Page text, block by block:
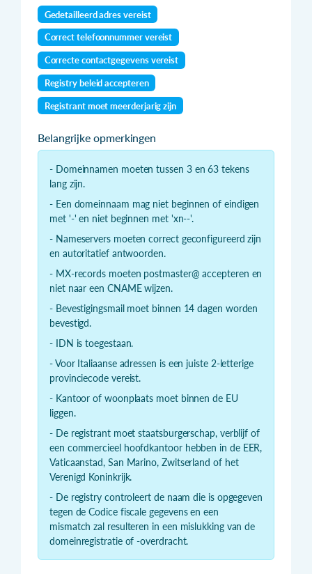
Gedetailleerd adres vereist
Correct telefoonnummer vereist
Correcte contactgegevens vereist
Registry beleid accepteren
Registrant moet meerderjarig zijn
Belangrijke opmerkingen
- Domeinnamen moeten tussen 3 en 63 tekens
lang zijn.
- Een domeinnaam mag niet beginnen of eindigen
met '-' en niet beginnen met 'xn--'.
- Nameservers moeten correct geconfigureerd zijn
en autoritatief antwoorden.
- MX-records moeten postmaster@ accepteren en
niet naar een CNAME wijzen.
- Bevestigingsmail moet binnen 14 dagen worden
bevestigd.
- IDN is toegestaan.
- Voor Italiaanse adressen is een juiste 2-letterige
provinciecode vereist.
- Kantoor of woonplaats moet binnen de EU
liggen.
- De registrant moet staatsburgerschap, verblijf of
een commercieel hoofdkantoor hebben in de EER,
Vaticaanstad, San Marino, Zwitserland of het
Verenigd Koninkrijk.
- De registry controleert de naam die is opgegeven
tegen de Codice fiscale gegevens en een
mismatch zal resulteren in een mislukking van de
domeinregistratie of -overdracht.